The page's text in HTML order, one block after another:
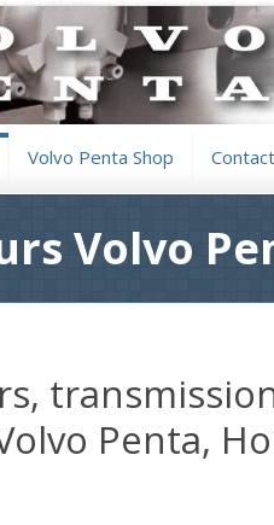
Volvo Penta Shop Contact
Volvo
Penta,